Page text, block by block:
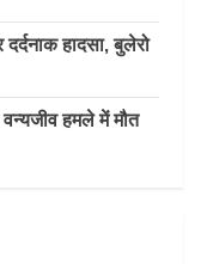
हादसा, बुलेरो
वन्यजीव हमले में मौत